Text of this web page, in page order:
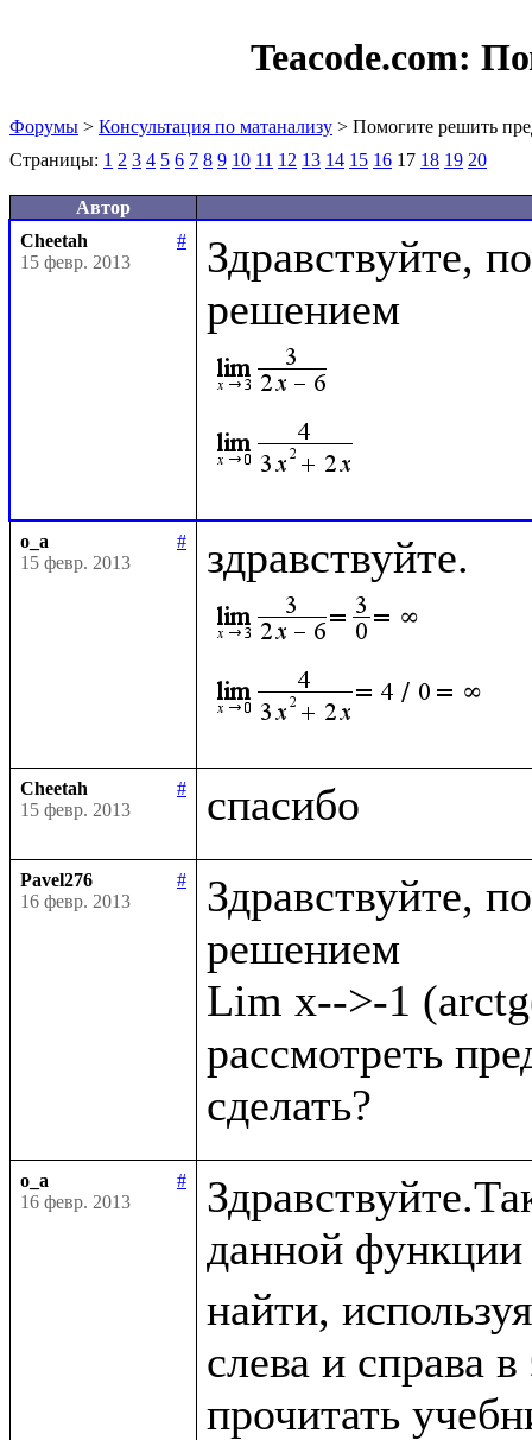
Teacode.com:
Форумы > Консультация по матанализу > Помогите решить
Страницы: 1 2 3 4 5 6 7 8 9 10 11 12 13 14 15 16 17 18 19 20
Автор
Cheetah
#
15 февр. 2013
Здравствуйте,
o_a
#
15 февр. 2013
Cheetah
#
15 февр. 2013
Pavel276
#
16 февр. 2013
Здравствуйте,
решением
Lim x-->-1
рассмотреть
o_a
#
16 февр. 2013
данной
найти,
слева и справа
прочитать